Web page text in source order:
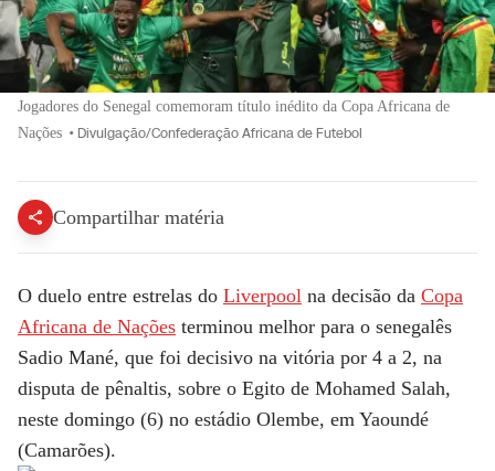
Jogadores do Senegal comemoram título inédito da Copa Africana de
Nações • Divulgação/Confederação Africana de Futebol
Compartilhar matéria
O duelo entre estrelas do Liverpool na decisão da Copa
Africana de Nações terminou melhor para o senegalês
Sadio Mané, que foi decisivo na vitória por 4 a 2, na
disputa de pênaltis, sobre o Egito de Mohamed Salah,
neste domingo (6) no estádio Olembe, em Yaoundé
(Camarões).